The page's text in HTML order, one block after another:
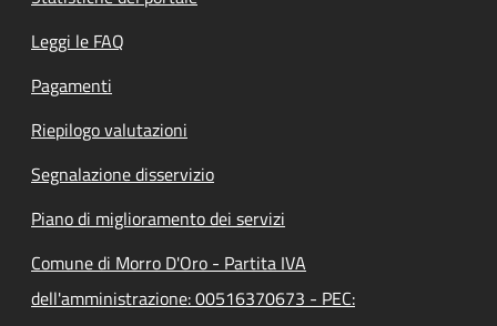
Leggi le FAQ
Pagamenti
Riepilogo valutazioni
Segnalazione disservizio
Piano di miglioramento dei servizi
Comune di Morro D'Oro - Partita IVA
dell'amministrazione: 00516370673 - PEC: